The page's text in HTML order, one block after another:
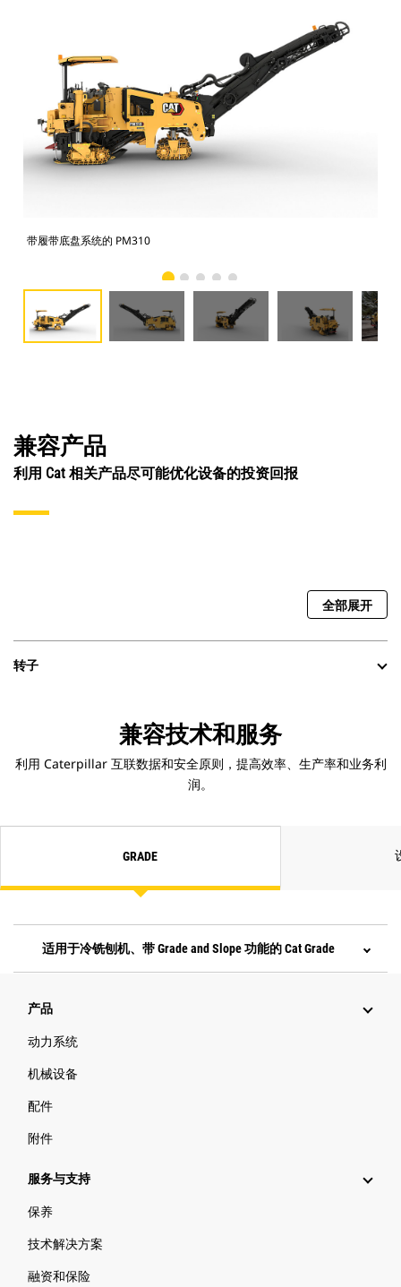
带履带底盘系统的 PM310
兼容产品
利用 Cat 相关产品尽可能优化设备的投资回报
全部展开
转子
兼容技术和服务
利用 Caterpillar 互联数据和安全原则，提高效率、生产率和业务利
润。
GRADE
适用于冷铣刨机、带 Grade and Slope 功能的 Cat Grade
产品
动力系统
机械设备
配件
附件
服务与支持
保养
技术解决方案
融资和保险